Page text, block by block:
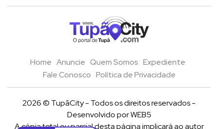
Home Anuncie Quem Somos Expediente
Fale Conosco Política de Privacidade
2026 © TupãCity - Todos os direitos reservados -
Desenvolvido porWEB5
A cópia total ou parcial desta página implicará ao autor